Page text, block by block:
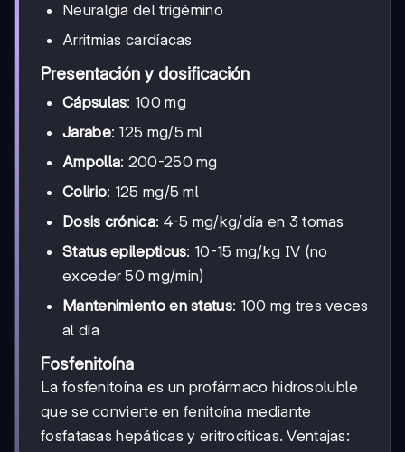
Neuralgia del trigémino
Arritmias cardíacas
Presentación y dosificación
Cápsulas: 100 mg
Jarabe: 125 mg/5 ml
Ampolla: 200-250 mg
Colirio: 125 mg/5 ml
Dosis crónica: 4-5 mg/kg/día en 3 tomas
Status epilepticus: 10-15 mg/kg IV (no
exceder 50 mg/min)
Mantenimiento en status: 100 mg tres veces
al día
Fosfenitoína
La fosfenitoína es un profármaco hidrosoluble
que se convierte en fenitoína mediante
fosfatasas hepáticas y eritrocíticas. Ventajas: